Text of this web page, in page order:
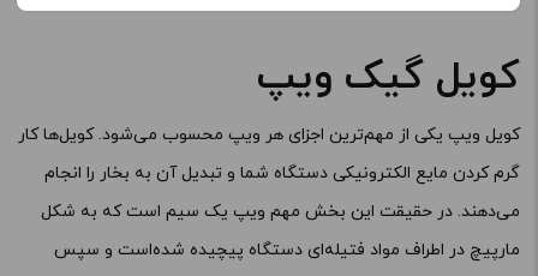
کپی
نوع کویل :
برای فعال شدن سبد خرید و نمایش قیمت ، گزینه های محصول را
از کادر بالا انتخاب کنید.
کویل گیک ویپ
کویل ویپ یکی از مهم‌ترین اجزای هر ویپ محسوب می‌شود. کویل‌ها کار
گرم کردن مایع الکترونیکی دستگاه شما و تبدیل آن به بخار را انجام
می‌دهند. در حقیقت این بخش مهم ویپ یک سیم است که به شکل
مارپیچ در اطراف مواد فتیله‌ای دستگاه پیچیده شده‌است و سپس